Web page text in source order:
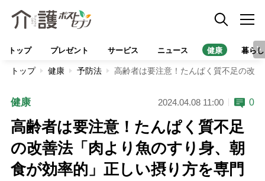
トップ プレゼント サービス ニュース 健康 暮らし
トップ 健康 予防法 高齢者は要注意！たんぱく質不足の改
健康 2024.04.08 11:00 0
高齢者は要注意！たんぱく質不足
の改善法「肉より魚のすり身、朝
食が効率的」正しい摂り方を専門